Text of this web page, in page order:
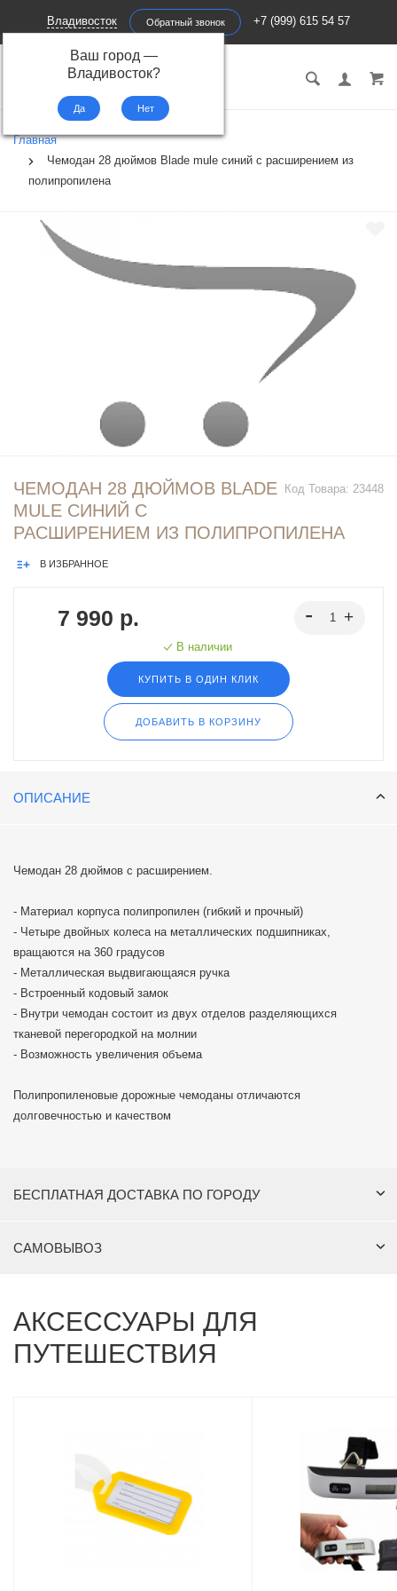
Владивосток
Ваш город —
Владивосток?
Обратный звонок +7 (999) 615 54 57
ПЕРВЫЙ
ЧЕМОДАН
Главная
Чемодан 28 дюймов Blade mule синий с расширением из
полипропилена
Код Товара: 23448
ЧЕМОДАН 28 ДЮЙМОВ BLADE
MULE СИНИЙ С
РАСШИРЕНИЕМ ИЗ ПОЛИПРОПИЛЕНА
В ИЗБРАННОЕ
7 990 р.
В наличии
КУПИТЬ В ОДИН КЛИК
ДОБАВИТЬ В КОРЗИНУ
ОПИСАНИЕ
Чемодан 28 дюймов с расширением.
- Материал корпуса полипропилен (гибкий и прочный)
- Четыре двойных колеса на металлических подшипниках,
вращаются на 360 градусов
- Металлическая выдвигающаяся ручка
- Встроенный кодовый замок
- Внутри чемодан состоит из двух отделов разделяющихся
тканевой перегородкой на молнии
- Возможность увеличения объема
Полипропиленовые дорожные чемоданы отличаются
долговечностью и качеством
БЕСПЛАТНАЯ ДОСТАВКА ПО ГОРОДУ
САМОВЫВОЗ
АКСЕССУАРЫ ДЛЯ
ПУТЕШЕСТВИЯ